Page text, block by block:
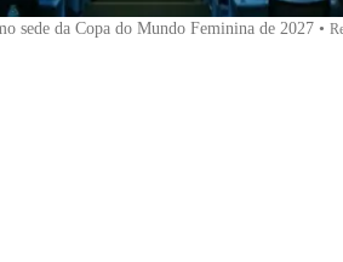
sede da Copa do Mundo Feminina de 2027 •